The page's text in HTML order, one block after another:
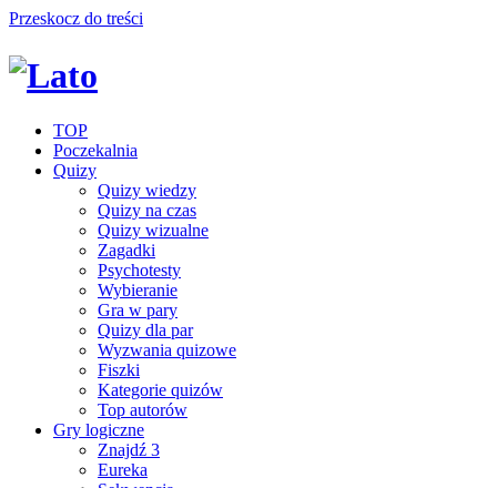
Przeskocz do treści
TOP
Poczekalnia
Quizy
Quizy wiedzy
Quizy na czas
Quizy wizualne
Zagadki
Psychotesty
Wybieranie
Gra w pary
Quizy dla par
Wyzwania quizowe
Fiszki
Kategorie quizów
Top autorów
Gry logiczne
Znajdź 3
Eureka